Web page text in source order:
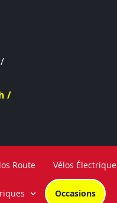
/
Route Vélos Électrique
Occasions